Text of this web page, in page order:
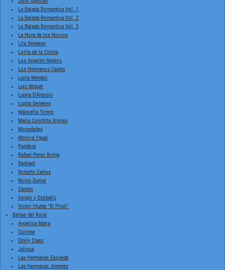
La Balada Romantica Vol. 1
La Balada Romantica Vol. 2
La Balada Romantica Vol. 3
La Hora de los Novios
Lila Deneken
Lolita de la Colina
Los Angeles Negros
Los Hermanos Castro
Lucia Mendez
Luis Miguel
Lupita D'Alessio
Lupita Deneken
Manoella Torres
Maria Conchita Alonso
Mocedades
Monica Ygual
Pandora
Rafael Perez Botija
Raphael
Roberto Carlos
Rocio Durcal
Sandro
Sergio y Estibaliz
Victor Yturbe "El Piruli"
Bellas del Rock
Angelica Maria
Corinna
Emily Cranz
Julissa
Las Hermanas Esqueda
Las Hermanas Jimenez